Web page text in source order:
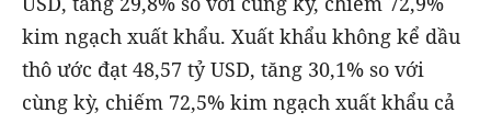
kim ngạch xuất khẩu. Xuất khẩu không kể dầu
thô ước đạt 48,57 tỷ USD, tăng 30,1% so với
cùng kỳ, chiếm 72,5% kim ngạch xuất khẩu cả